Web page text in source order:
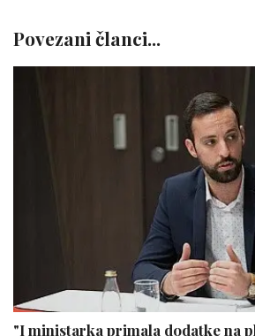
Povezani članci...
"I ministarka primala dodatke na